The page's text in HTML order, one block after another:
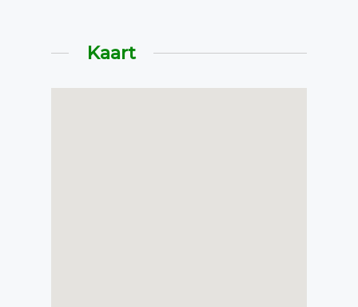
Kaart